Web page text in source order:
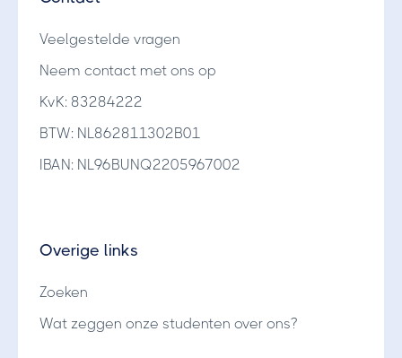
Veelgestelde vragen
Neem contact met ons op
KvK: 83284222
BTW: NL862811302B01
IBAN: NL96BUNQ2205967002
Overige links
Zoeken
Wat zeggen onze studenten over ons?